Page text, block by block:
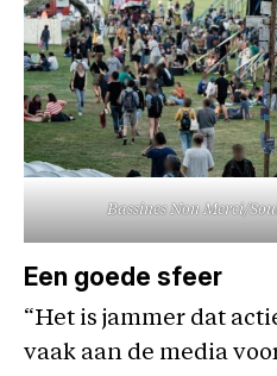
Bassines Non Merci/
Een goede sfeer
“Het is jammer dat
vaak aan de media